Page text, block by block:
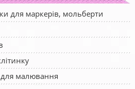
для маркерів, мольберти
малювання